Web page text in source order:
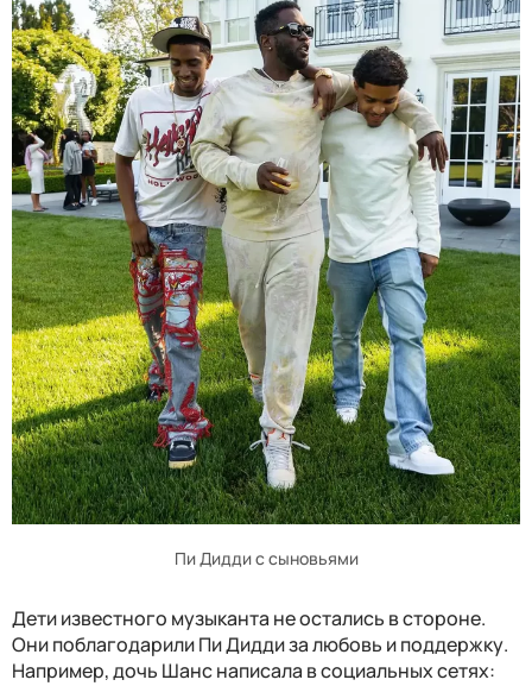
Пи Дидди с сыновьями
Дети известного музыканта не остались в стороне.
Они поблагодарили Пи Дидди за любовь и поддержку.
Например, дочь Шанс написала в социальных сетях: